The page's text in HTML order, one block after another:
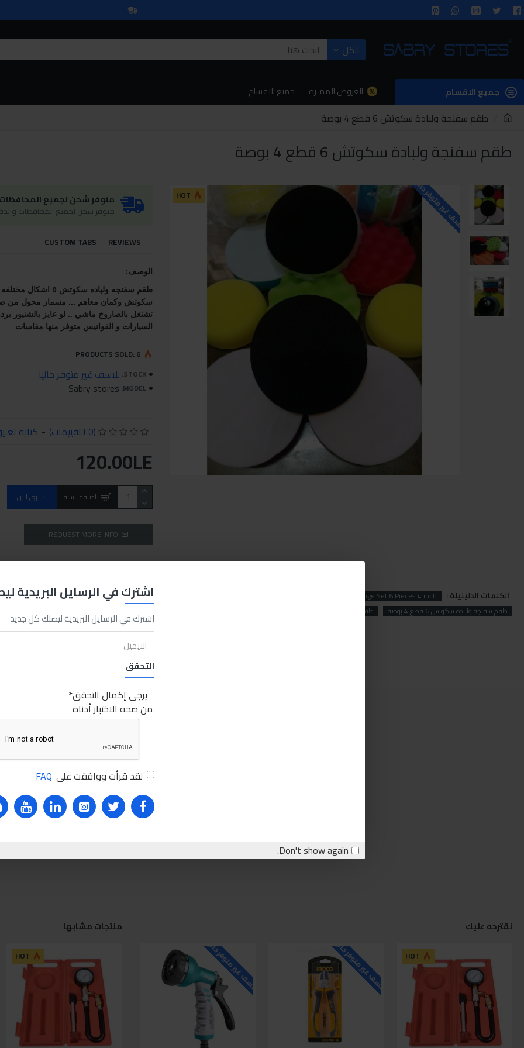
اشترك في الرسايل البريدية
اشترك في الرسايل البريدية ليصلك كل جديد
التحقق
يرجى إكمال التحقق
من صحة الاختبار أدناه
لقد قرأت ووافقت على FAQ
Don't show again.
الكل
جميع الاقسام العروض المميزه جميع الاقسام
طقم سفنجة ولبادة سكوتش 6 قطع 4 بوصة
طقم سفنجة ولبادة سكوتش 6 قطع 4 بوصة
HOT للاسف غير متوفر حاليا متوفر شحن لجميع المحافظات
متوفر شحن لجميع المحافظات
REVIEWS
CUSTOM TABS
الوصف:
السيارات و الفوانيس متوفر منها مقاسات
STOCK: للاسف غير متوفر حاليا
MODEL:
Sabry stores
PRODUCTS SOLD: 6
(0 التقييمات) - كتابة
120.00LE
اضافة للسلة اشتري الان
REQUEST MORE INFO
الكلمات الدليليلة : Car Polishing Sponge Set 6 Pieces 4 inch
Pieces
4
inch
Sabry Stores
طقم سفنجة ولبادة سكوتش 6 قطع 4 بوصة
طقم
نقترحه عليك
HOT للاسف غير متوفر حاليا للاسف غير متوفر حاليا HOT للاسف غير متوفر حاليا
منتجات مشابها
HOT